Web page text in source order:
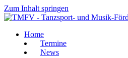
Zum Inhalt springen
Home
Termine
News